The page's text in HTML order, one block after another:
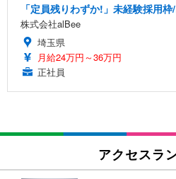
「定員残りわずか!」未経験採用
株式会社alBee
埼玉県
月給24万円～36万円
正社員
アクセスラ